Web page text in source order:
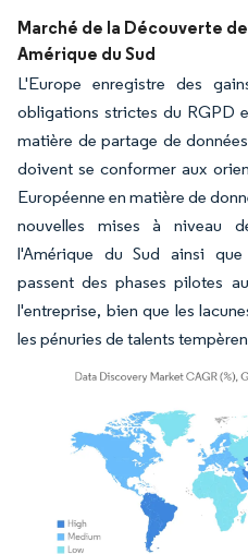
Marché de la Découverte
Amérique du Sud
L'Europe enregistre des
obligations strictes du RGPD
matière de partage de
doivent se conformer aux
Européenne en matière de
nouvelles mises à niveau
l'Amérique du Sud ainsi
passent des phases pilotes
l'entreprise, bien que les
les pénuries de talents